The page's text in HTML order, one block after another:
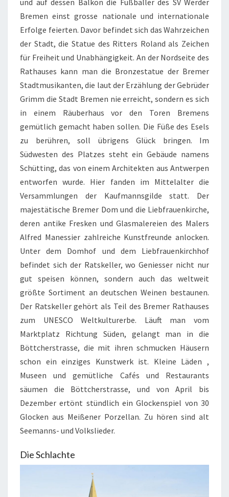
Bremen einst grosse nationale und internationale
Erfolge feierten. Davor befindet sich das Wahrzeichen
der Stadt, die Statue des Ritters Roland als Zeichen
für Freiheit und Unabhängigkeit. An der Nordseite des
Rathauses kann man die Bronzestatue der Bremer
Stadtmusikanten, die laut der Erzählung der Gebrüder
Grimm die Stadt Bremen nie erreicht, sondern es sich
in einem Räuberhaus vor den Toren Bremens
gemütlich gemacht haben sollen. Die Füße des Esels
zu berühren, soll übrigens Glück bringen. Im
Südwesten des Platzes steht ein Gebäude namens
Schütting, das von einem Architekten aus Antwerpen
entworfen wurde. Hier fanden im Mittelalter die
Versammlungen der Kaufmannsgilde statt. Der
majestätische Bremer Dom und die Liebfrauenkirche,
deren antike Fresken und Glasmalereien des Malers
Alfred Manessier zahlreiche Kunstfreunde anlocken.
Unter dem Domhof und dem Liebfrauenkirchhof
befindet sich der Ratskeller, wo Geniesser nicht nur
gut speisen können, sondern auch das weltweit
größte Sortiment an deutschen Weinen bestaunen.
Der Ratskeller gehört als Teil des Bremer Rathauses
zum UNESCO Weltkulturerbe. Läuft man vom
Marktplatz Richtung Süden, gelangt man in die
Böttcherstrasse, die mit ihren schmucken Häusern
schon ein einziges Kunstwerk ist. Kleine Läden ,
Museen und gemütliche Cafés und Restaurants
säumen die Böttcherstrasse, und von April bis
Dezember ertönt stündlich ein Glockenspiel von 30
Glocken aus Meißener Porzellan. Zu hören sind alt
Seemanns- und Volkslieder.
Die Schlachte